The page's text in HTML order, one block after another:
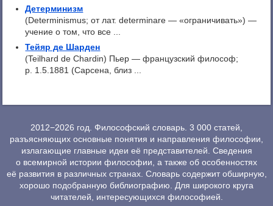
Детерминизм
(Determinismus; от лат. determinare — «ограничивать») —
учение о том, что все ...
Тейяр де Шарден
(Teilhard de Chardin) Пьер — французский философ;
p. 1.5.1881 (Сарсена, близ ...
2012−2026 год. Философский словарь. 3 000 статей,
разъясняющих основные понятия и направления философии,
излагающие главные идеи её представителей. Сведения
о всемирной истории философии, а также об особенностях
её развития в различных странах. Словарь содержит обширную,
хорошо подобранную библиографию. Для широкого круга
читателей, интересующихся философией.